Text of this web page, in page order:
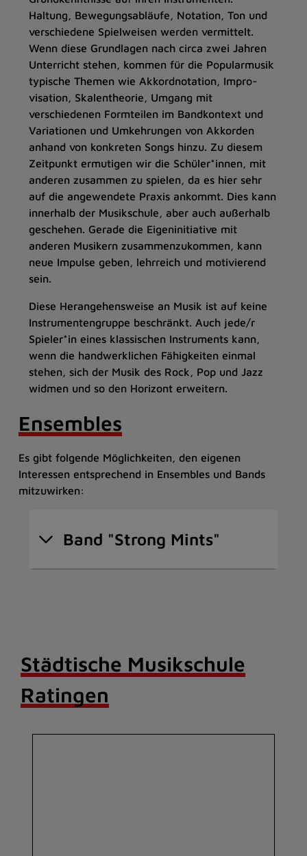
Haltung, Bewegungsabläufe, Notation, Ton und
verschiedene Spielweisen werden vermittelt.
Wenn diese Grundlagen nach circa zwei Jahren
Unterricht stehen, kommen für die Popularmusik
typische Themen wie Akkordnotation, Impro­
visation, Skalentheorie, Umgang mit
verschiedenen Formteilen im Bandkontext und
Varia­tionen und Umkehrungen von Akkorden
anhand von konkreten Songs hinzu. Zu diesem
Zeitpunkt ermutigen wir die Schüler*innen, mit
anderen zusammen zu spielen, da es hier sehr
auf die angewendete Praxis ­ankommt. Dies kann
innerhalb der ­Musikschule, aber auch außerhalb
geschehen. Gerade die ­Eigeninitiative mit
anderen Musikern zusammenzukommen, kann
neue Impulse geben, lehr­reich und motivierend
sein.
Diese Herangehensweise an Musik ist auf keine
Instrumentengruppe beschränkt. Auch jede/r
Spieler*in eines klassischen Instruments kann,
wenn die handwerklichen Fähigkeiten einmal
stehen, sich der Musik des Rock, Pop und Jazz
widmen und so den Horizont erweitern.
Ensembles
Es gibt folgende Möglichkeiten, den eigenen
Interessen entsprechend in Ensembles und Bands
mitzuwirken:
Band "Strong Mints"
Städtische Musikschule
Ratingen